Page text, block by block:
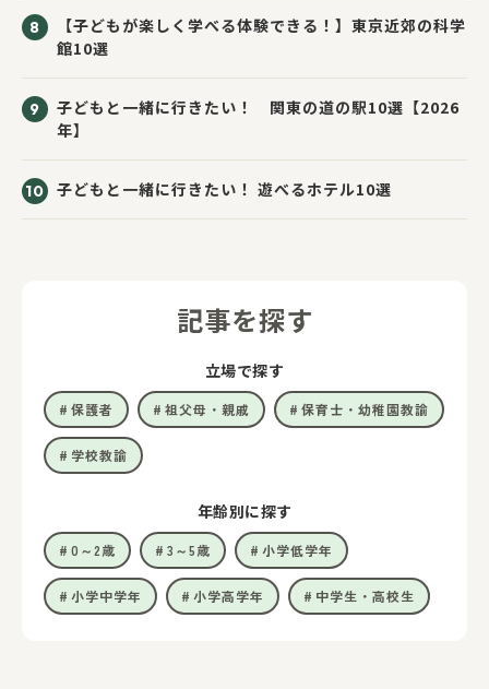
【子どもが楽しく学べる体験できる！】東京近郊の科学
館10選
子どもと一緒に行きたい！ 関東の道の駅10選【2026
年】
子どもと一緒に行きたい！ 遊べるホテル10選
記事を探す
立場で探す
保護者 祖父母・親戚 保育士・幼稚園教諭
学校教諭
年齢別に探す
0～2歳 3～5歳 小学低学年
小学中学年 小学高学年 中学生・高校生